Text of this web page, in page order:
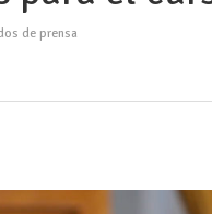
de prensa